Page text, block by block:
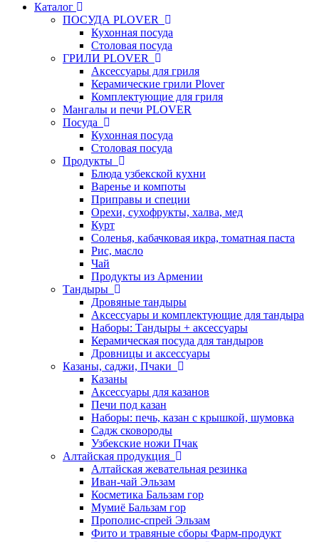
Каталог
ПОСУДА PLOVER
Кухонная посуда
Столовая посуда
ГРИЛИ PLOVER
Аксессуары для гриля
Керамические грили Plover
Комплектующие для гриля
Мангалы и печи PLOVER
Посуда
Кухонная посуда
Столовая посуда
Продукты
Блюда узбекской кухни
Варенье и компоты
Приправы и специи
Орехи, сухофрукты, халва, мед
Курт
Соленья, кабачковая икра, томатная паста
Рис, масло
Чай
Продукты из Армении
Тандыры
Дровяные тандыры
Аксессуары и комплектующие для тандыра
Наборы: Тандыры + аксессуары
Керамическая посуда для тандыров
Дровницы и аксессуары
Казаны, саджи, Пчаки
Казаны
Аксессуары для казанов
Печи под казан
Наборы: печь, казан с крышкой, шумовка
Садж сковороды
Узбекские ножи Пчак
Алтайская продукция
Алтайская жевательная резинка
Иван-чай Эльзам
Косметика Бальзам гор
Мумиё Бальзам гор
Прополис-спрей Эльзам
Фито и травяные сборы Фарм-продукт